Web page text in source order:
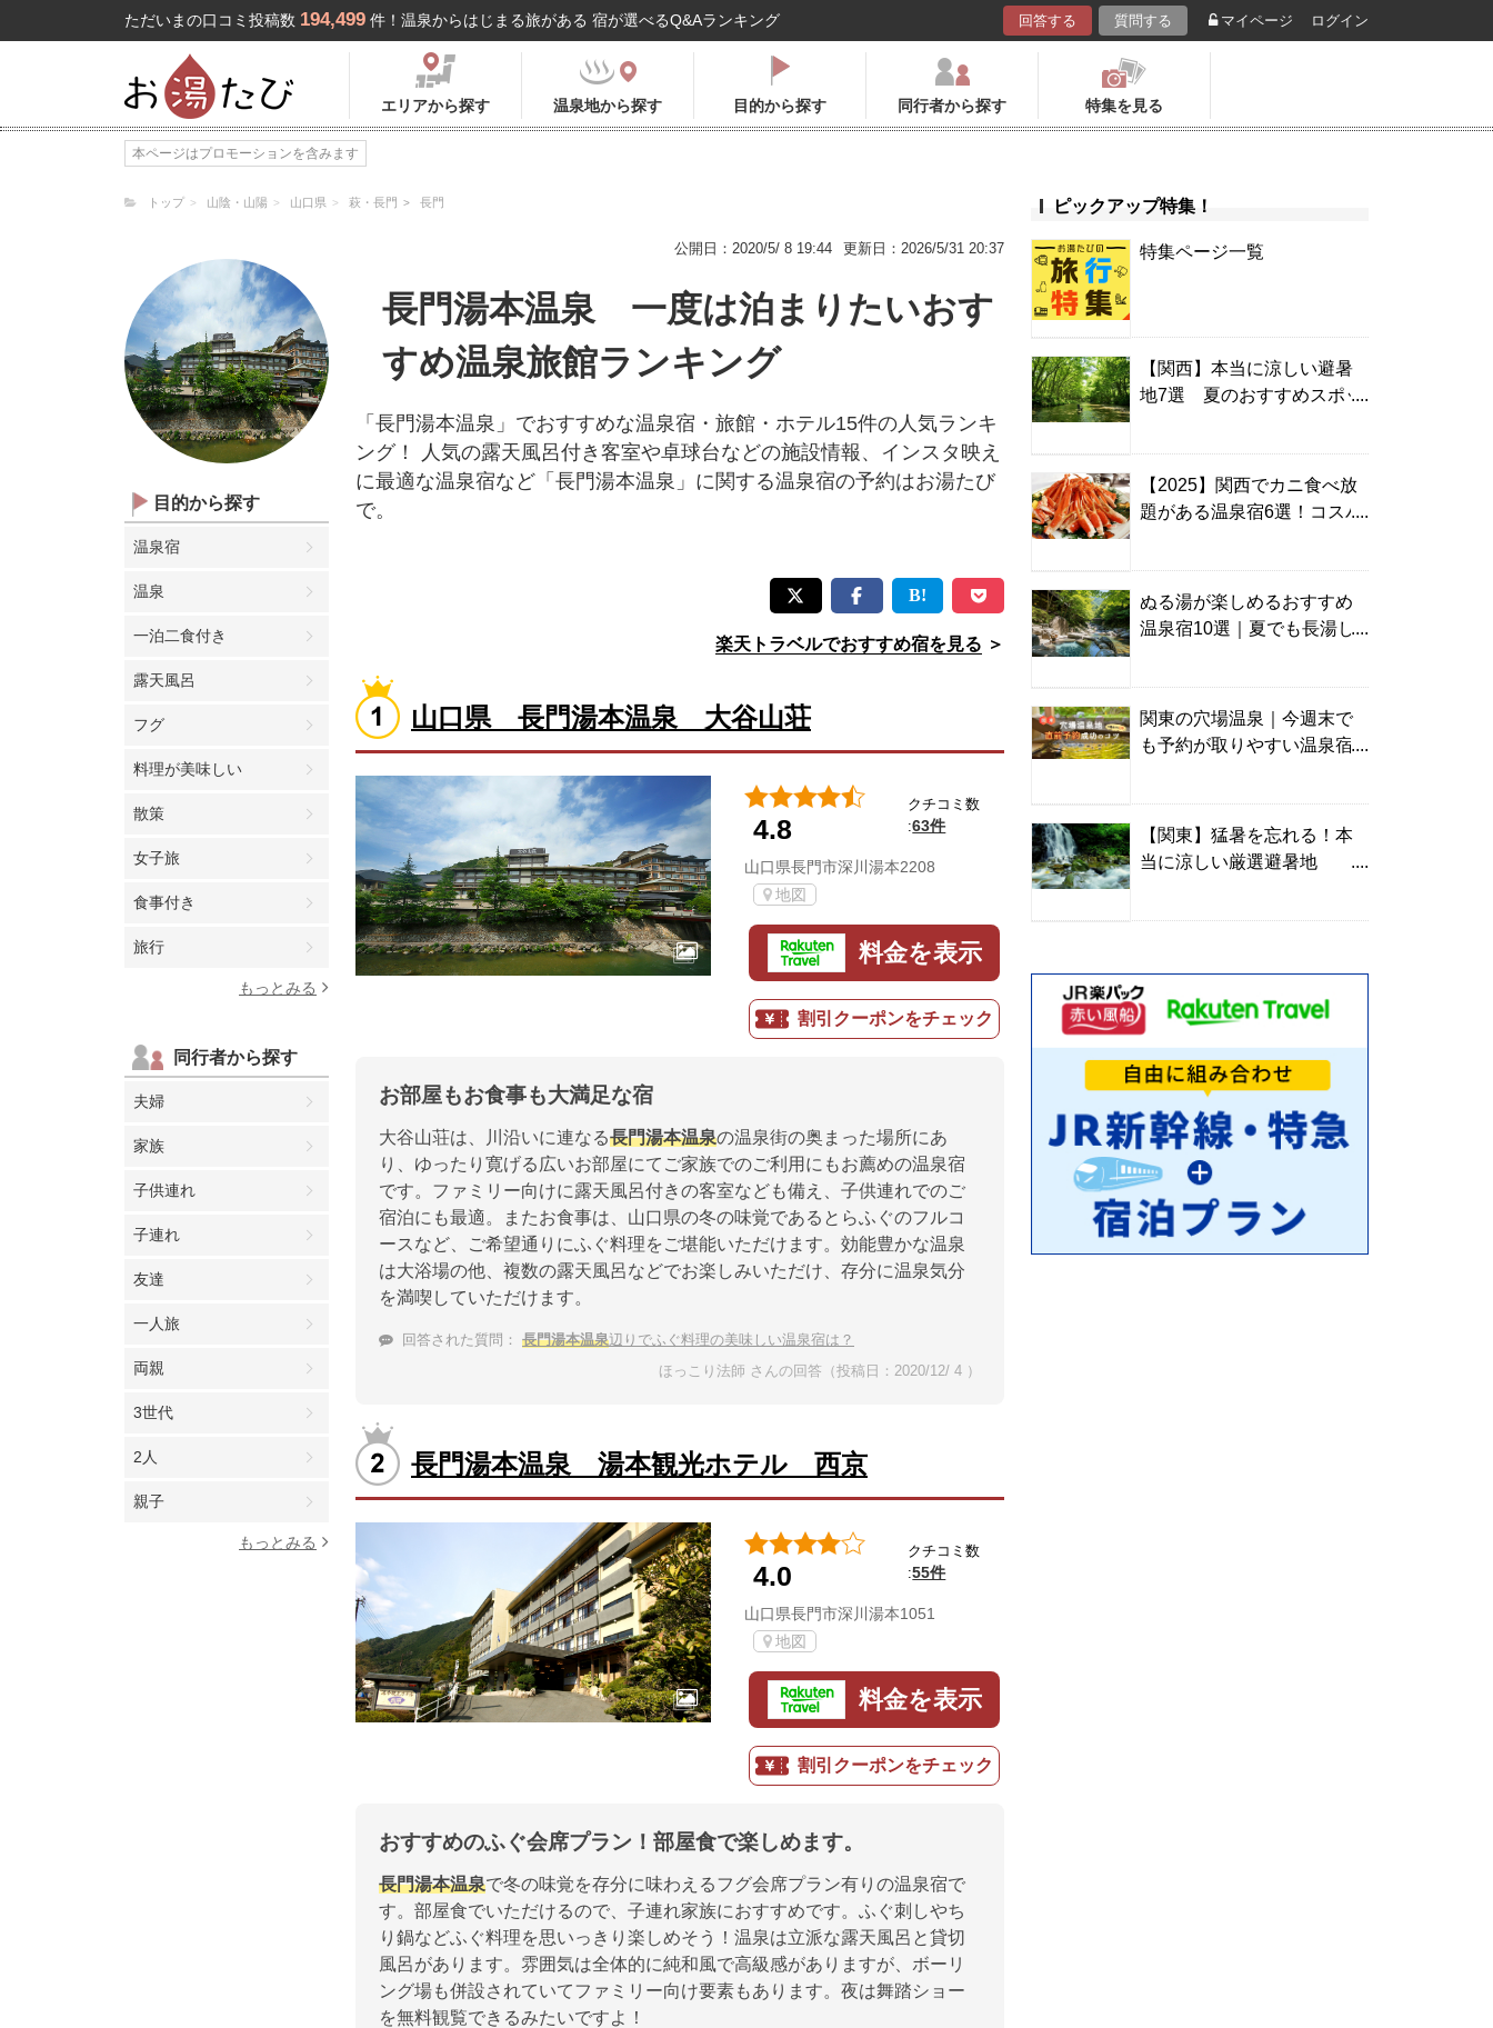
ただいまの口コミ投稿数 194,499 件！温泉からはじまる旅がある 宿が選べるQ&Aランキング 回答する 質問する マイページ ログイン
エリアから探す 温泉地から探す 目的から探す 同行者から探す 特集を見る
本ページはプロモーションを含みます
トップ 山陰・山陽 山口県 萩・長門 長門
公開日：2020/5/ 8 19:44 更新日：2026/5/31 20:37
目的から探す
温泉宿
温泉
一泊二食付き
露天風呂
フグ
料理が美味しい
散策
女子旅
食事付き
旅行
もっとみる
同行者から探す
夫婦
家族
子供連れ
子連れ
友達
一人旅
両親
3世代
2人
親子
もっとみる
長門湯本温泉 一度は泊まりたいおす
すめ温泉旅館ランキング
「長門湯本温泉」でおすすめな温泉宿・旅館・ホテル15件の人気ランキ
ング！ 人気の露天風呂付き客室や卓球台などの施設情報、インスタ映え
に最適な温泉宿など「長門湯本温泉」に関する温泉宿の予約はお湯たび
で。
楽天トラベルでおすすめ宿を見る ＞
山口県 長門湯本温泉 大谷山荘
4.8
クチコミ数
:63件
山口県長門市深川湯本2208
地図
料金を表示
割引クーポンをチェック
お部屋もお食事も大満足な宿
大谷山荘は、川沿いに連なる長門湯本温泉の温泉街の奥まった場所にあ
り、ゆったり寛げる広いお部屋にてご家族でのご利用にもお薦めの温泉宿
です。ファミリー向けに露天風呂付きの客室なども備え、子供連れでのご
宿泊にも最適。またお食事は、山口県の冬の味覚であるとらふぐのフルコ
ースなど、ご希望通りにふぐ料理をご堪能いただけます。効能豊かな温泉
は大浴場の他、複数の露天風呂などでお楽しみいただけ、存分に温泉気分
を満喫していただけます。
回答された質問： 長門湯本温泉辺りでふぐ料理の美味しい温泉宿は？
ほっこり法師 さんの回答（投稿日：2020/12/ 4 ）
長門湯本温泉 湯本観光ホテル 西京
4.0
クチコミ数
:55件
山口県長門市深川湯本1051
地図
料金を表示
割引クーポンをチェック
おすすめのふぐ会席プラン！部屋食で楽しめます。
長門湯本温泉で冬の味覚を存分に味わえるフグ会席プラン有りの温泉宿で
す。部屋食でいただけるので、子連れ家族におすすめです。ふぐ刺しやち
り鍋などふぐ料理を思いっきり楽しめそう！温泉は立派な露天風呂と貸切
風呂があります。雰囲気は全体的に純和風で高級感がありますが、ボーリ
ング場も併設されていてファミリー向け要素もあります。夜は舞踏ショー
を無料観覧できるみたいですよ！
ピックアップ特集！
特集ページ一覧
【関西】本当に涼しい避暑
地7選 夏のおすすめスポッ
【2025】関西でカニ食べ放
題がある温泉宿6選！コスパ
ぬる湯が楽しめるおすすめ
温泉宿10選｜夏でも長湯し
関東の穴場温泉｜今週末で
も予約が取りやすい温泉宿
【関東】猛暑を忘れる！本
当に涼しい厳選避暑地